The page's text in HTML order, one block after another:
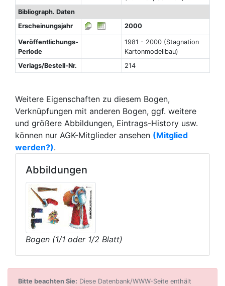
Bibliograph. Daten
Erscheinungsjahr
2000
Veröffentlichungs-
Periode
1981 - 2000 (Stagnation
Kartonmodellbau)
Verlags/Bestell-Nr.
214
Weitere Eigenschaften zu diesem Bogen,
Verknüpfungen mit anderen Bogen, ggf. weitere
und größere Abbildungen, Eintrags-History usw.
können nur AGK-Mitglieder ansehen (Mitglied
werden?).
Abbildungen
Bogen (1/1 oder 1/2 Blatt)
Bitte beachten Sie: Diese Datenbank/WWW-Seite enthält